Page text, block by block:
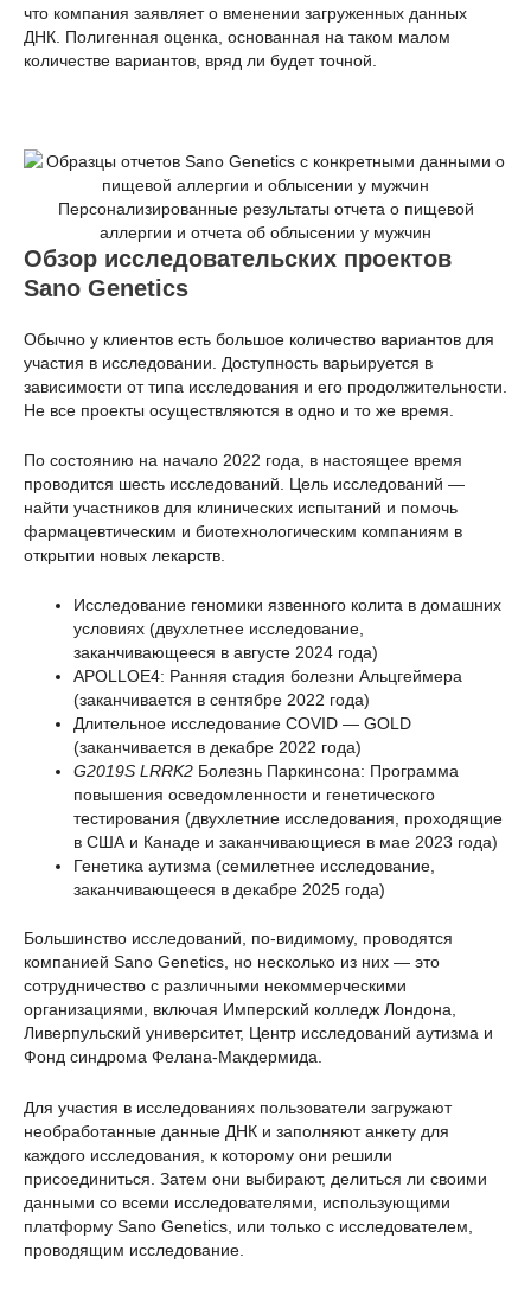
что компания заявляет о вменении загруженных данных
ДНК. Полигенная оценка, основанная на таком малом
количестве вариантов, вряд ли будет точной.
Персонализированные результаты отчета о пищевой
аллергии и отчета об облысении у мужчин
Обзор исследовательских проектов
Sano Genetics
Обычно у клиентов есть большое количество вариантов для
участия в исследовании. Доступность варьируется в
зависимости от типа исследования и его продолжительности.
Не все проекты осуществляются в одно и то же время.
По состоянию на начало 2022 года, в настоящее время
проводится шесть исследований. Цель исследований —
найти участников для клинических испытаний и помочь
фармацевтическим и биотехнологическим компаниям в
открытии новых лекарств.
Исследование геномики язвенного колита в домашних
условиях (двухлетнее исследование,
заканчивающееся в августе 2024 года)
APOLLOE4: Ранняя стадия болезни Альцгеймера
(заканчивается в сентябре 2022 года)
Длительное исследование COVID — GOLD
(заканчивается в декабре 2022 года)
G2019S LRRK2 Болезнь Паркинсона: Программа
повышения осведомленности и генетического
тестирования (двухлетние исследования, проходящие
в США и Канаде и заканчивающиеся в мае 2023 года)
Генетика аутизма (семилетнее исследование,
заканчивающееся в декабре 2025 года)
Большинство исследований, по-видимому, проводятся
компанией Sano Genetics, но несколько из них — это
сотрудничество с различными некоммерческими
организациями, включая Имперский колледж Лондона,
Ливерпульский университет, Центр исследований аутизма и
Фонд синдрома Фелана-Макдермида.
Для участия в исследованиях пользователи загружают
необработанные данные ДНК и заполняют анкету для
каждого исследования, к которому они решили
присоединиться. Затем они выбирают, делиться ли своими
данными со всеми исследователями, использующими
платформу Sano Genetics, или только с исследователем,
проводящим исследование.